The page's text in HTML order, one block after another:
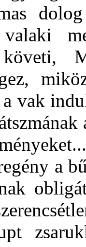
követi,
vak
a